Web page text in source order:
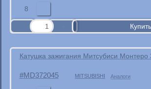
8
Катушка зажигания Митсубиси Монтеро
MD372045 MITSUBISHI Аналоги